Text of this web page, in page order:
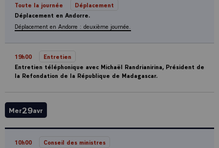
Toute la journée
Déplacement
Déplacement en Andorre.
Déplacement en Andorre : deuxième journée.
19h00
Entretien
Entretien téléphonique avec Michaël Randrianirina, Président de
la Refondation de la République de Madagascar.
Mer29avr
10h00
Conseil des ministres